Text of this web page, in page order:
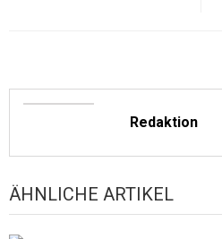
Redaktion
ÄHNLICHE ARTIKEL